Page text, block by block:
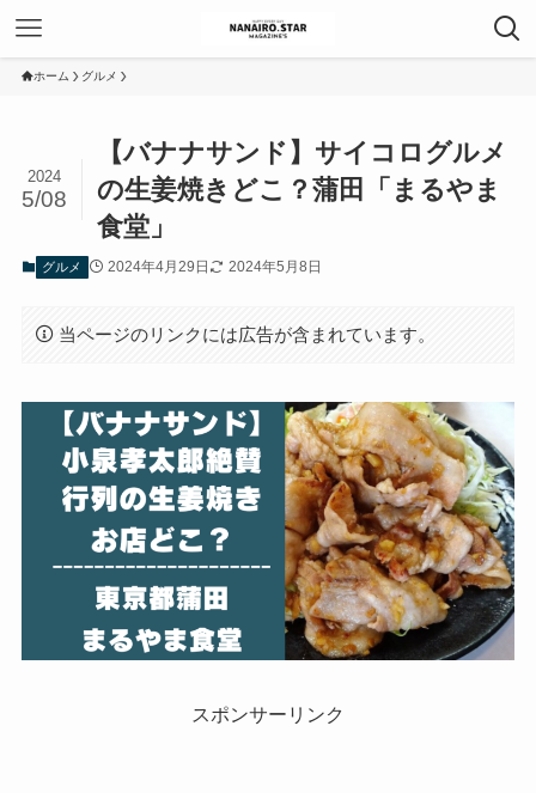
ホーム グルメ
【バナナサンド】サイコログルメ
の生姜焼きどこ？蒲田「まるやま
食堂」
2024
5/08
グルメ 2024年4月29日 2024年5月8日
当ページのリンクには広告が含まれています。
スポンサーリンク